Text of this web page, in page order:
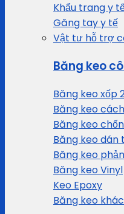
Khẩu trang y
Găng tay y tế
Vật tư hỗ trợ
Băng keo
Băng keo xốp
Băng keo
Băng keo
Băng keo dán
Băng keo
Băng keo Vinyl
Keo Epoxy
Băng keo khác